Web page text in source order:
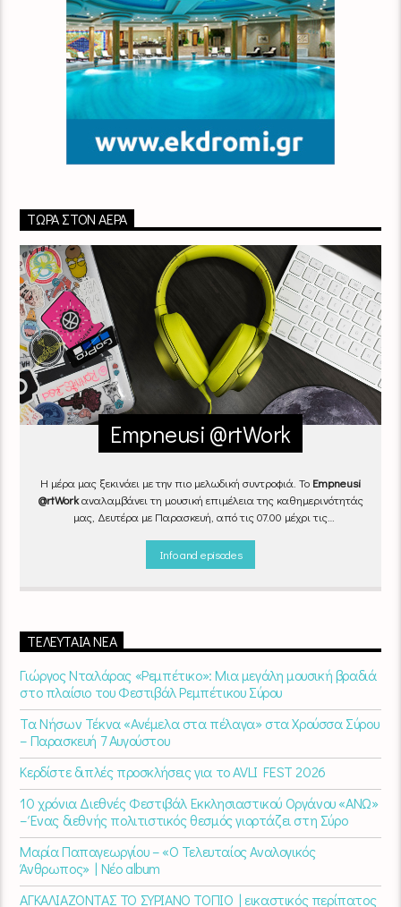
ΤΏΡΑ ΣΤΟΝ ΑΈΡΑ
Empneusi @rtWork
Η μέρα μας ξεκινάει με την πιο μελωδική συντροφιά. Το Empneusi
@rtWorkαναλαμβάνει τη μουσική επιμέλεια της καθημερινότητάς
μας, Δευτέρα με Παρασκευή, από τις 07.00 μέχρι τις
εναλλάσσονται αρμονικά, θυμίζοντάς μας πως δουλειά και
Καθημερινά(Δευτέρα-Παρασκευή)
Info and episodes
ΤΕΛΕΥΤΑΊΑ ΝΈΑ
Γιώργος Νταλάρας «Ρεμπέτικο»: Μια μεγάλη μουσική βραδιά
στο πλαίσιο του Φεστιβάλ Ρεμπέτικου Σύρου
Τα Νήσων Τέκνα «Ανέμελα στα πέλαγα» στα Χρούσσα Σύρου
– Παρασκευή 7 Αυγούστου
Κερδίστε διπλές προσκλήσεις για το AVLI FEST 2026
10 χρόνια Διεθνές Φεστιβάλ Εκκλησιαστικού Οργάνου «ΑΝΩ»
– Ένας διεθνής πολιτιστικός θεσμός γιορτάζει στη Σύρο​
Μαρία Παπαγεωργίου – «Ο Τελευταίος Αναλογικός
Άνθρωπος» | Νέο album
ΑΓΚΑΛΙΑΖΟΝΤΑΣ ΤΟ ΣΥΡΙΑΝΟ ΤΟΠΙΟ | εικαστικός περίπατος